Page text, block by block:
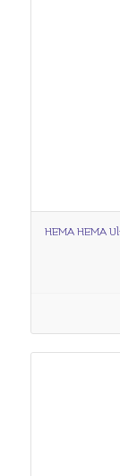
HEMA HEMA